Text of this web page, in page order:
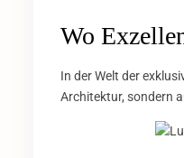
Wo
In der Welt der
Architektur, sondern